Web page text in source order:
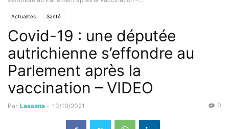
Actualités Santé
Covid-19 : une députée
autrichienne s’effondre au
Parlement après la
vaccination – VIDEO
Par Lassana - 13/10/2021 0